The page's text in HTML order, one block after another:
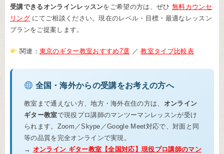
受講できるオンラインレッスンをご希望の方は、ぜひ無料カウンセ
リングにてご相談ください。現在のレベル・目標・最適なレッスン
プランをご提案します。
関連： 東京のギター教室おすすめ7選 ／教室タイプ比較表
全国・海外からの受講をお考えの方へ
教室まで通えない方、地方・海外在住の方は、 オンライン
ギター教室で現役プロ講師のマンツーマンレッスンが受け
られます。Zoom／Skype／Google Meet対応で、対面と同
等の品質を完全オンラインで実現。
→ オンライン ギター教室【全国対応】現役プロ講師のマン